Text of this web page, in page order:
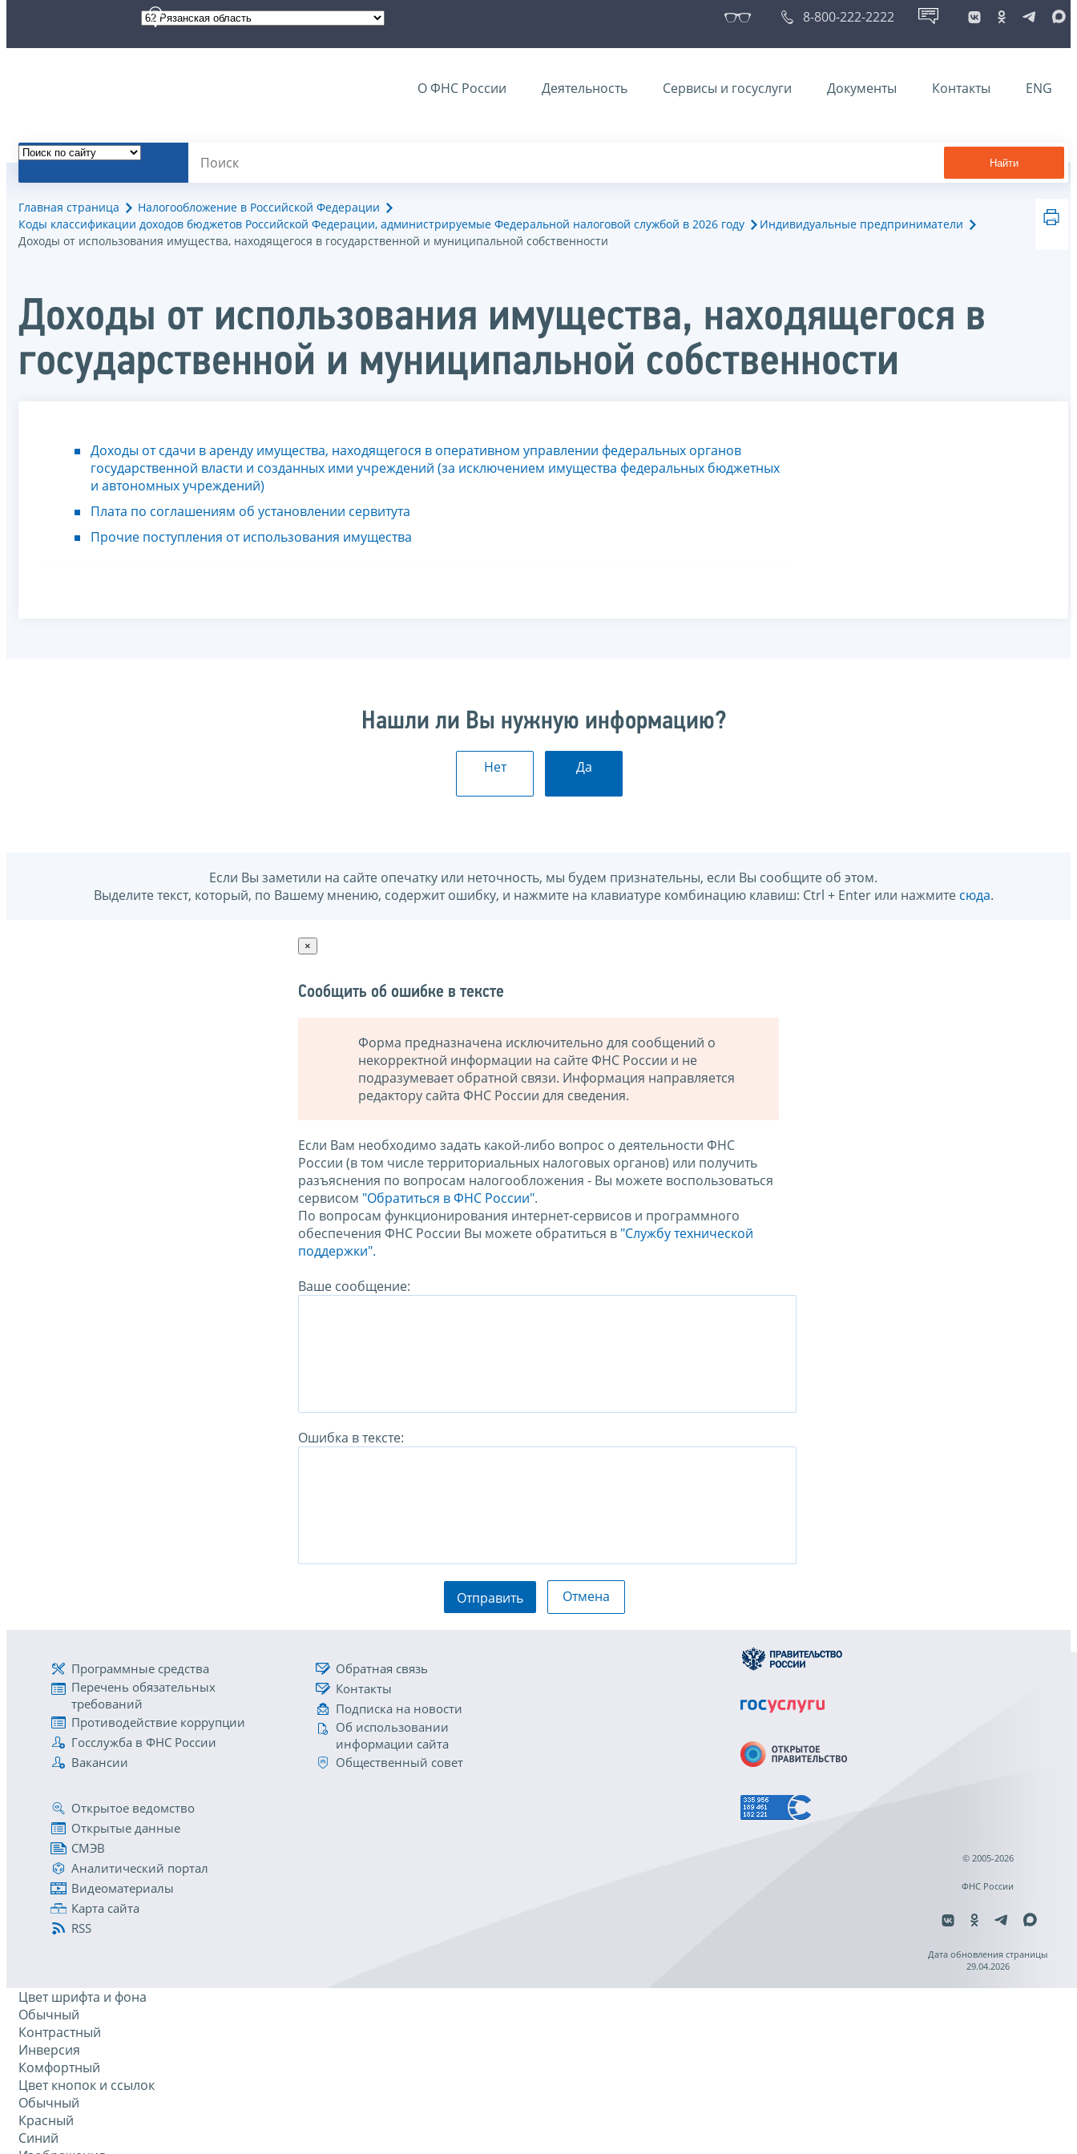
8-800-222-2222
О ФНС России Деятельность Сервисы и госуслуги Документы Контакты ENG
Найти
Главная страница
Налогообложение в Российской Федерации
Коды классификации доходов бюджетов Российской Федерации, администрируемые Федеральной налоговой службой в 2026 году
Индивидуальные предприниматели
Доходы от использования имущества, находящегося в государственной и муниципальной собственности
Доходы от использования имущества, находящегося в
государственной и муниципальной собственности
Доходы от сдачи в аренду имущества, находящегося в оперативном управлении федеральных органов
государственной власти и созданных ими учреждений (за исключением имущества федеральных бюджетных
и автономных учреждений)
Плата по соглашениям об установлении сервитута
Прочие поступления от использования имущества
Нашли ли Вы нужную информацию?
Нет Да
Если Вы заметили на сайте опечатку или неточность, мы будем признательны, если Вы сообщите об этом.
Выделите текст, который, по Вашему мнению, содержит ошибку, и нажмите на клавиатуре комбинацию клавиш: Ctrl + Enter или нажмите сюда.
×
Сообщить об ошибке в тексте
Форма предназначена исключительно для сообщений о
некорректной информации на сайте ФНС России и не
подразумевает обратной связи. Информация направляется
редактору сайта ФНС России для сведения.
Если Вам необходимо задать какой-либо вопрос о деятельности ФНС
России (в том числе территориальных налоговых органов) или получить
разъяснения по вопросам налогообложения - Вы можете воспользоваться
сервисом "Обратиться в ФНС России".
По вопросам функционирования интернет-сервисов и программного
обеспечения ФНС России Вы можете обратиться в "Службу технической
поддержки".
Ваше сообщение:
Ошибка в тексте:
Отправить Отмена
Программные средства
Перечень обязательных
требований
Противодействие коррупции
Госслужба в ФНС России
Вакансии
Обратная связь
Контакты
Подписка на новости
Об использовании
информации сайта
Общественный совет
Открытое ведомство
Открытые данные
СМЭВ
Аналитический портал
Видеоматериалы
Карта сайта
RSS
© 2005-2026
ФНС России
Дата обновления страницы
29.04.2026
Цвет шрифта и фона
Обычный
Контрастный
Инверсия
Комфортный
Цвет кнопок и ссылок
Обычный
Красный
Синий